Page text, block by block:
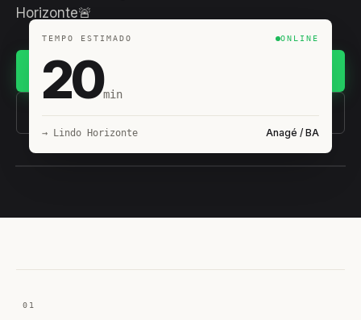
Horizonte🚨
(11) 93407-8838
TEMPO ESTIMADO ONLINE
20min
→ Lindo Horizonte Anagé / BA
01